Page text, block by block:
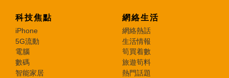
科技焦點
iPhone
5G流動
電腦
數碼
智能家居
網絡生活
網絡熱話
生活情報
筍買着數
旅遊筍料
熱門話題